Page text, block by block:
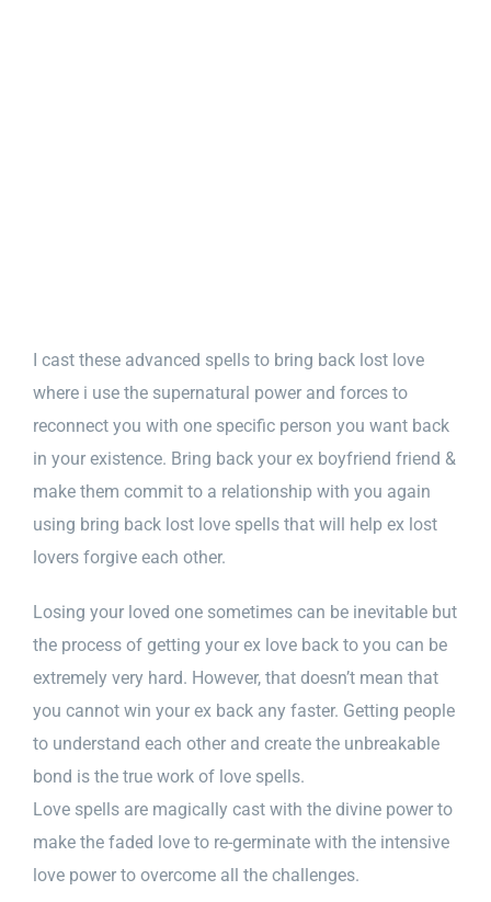
I cast these advanced spells to bring back lost love
where i use the supernatural power and forces to
reconnect you with one specific person you want back
in your existence. Bring back your ex boyfriend friend &
make them commit to a relationship with you again
using bring back lost love spells that will help ex lost
lovers forgive each other.
Losing your loved one sometimes can be inevitable but
the process of getting your ex love back to you can be
extremely very hard. However, that doesn’t mean that
you cannot win your ex back any faster. Getting people
to understand each other and create the unbreakable
bond is the true work of love spells.
Love spells are magically cast with the divine power to
make the faded love to re-germinate with the intensive
love power to overcome all the challenges.